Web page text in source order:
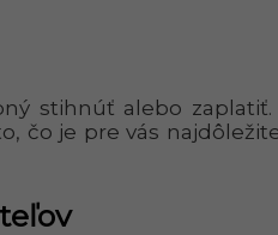
stihnúť alebo
čo je pre vás